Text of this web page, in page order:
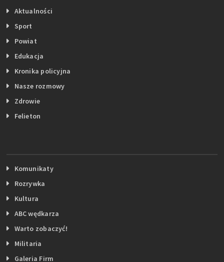
Aktualności
Sport
Powiat
Edukacja
Kronika policyjna
Nasze rozmowy
Zdrowie
Felieton
Komunikaty
Rozrywka
Kultura
ABC wędkarza
Warto zobaczyć!
Militaria
Galeria Firm